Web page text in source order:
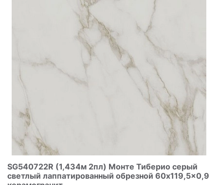
SG540722R (1,434м 2пл) Монте Тиберио серый
светлый лаппатированный обрезной 60x119,5x0,9